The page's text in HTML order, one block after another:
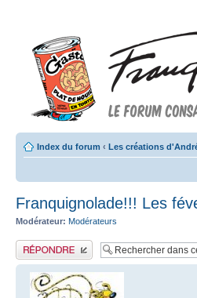
Index du forum ‹ Les créations
Franquignolade!!! Les
Modérateur: Modérateurs
Publier une réponse